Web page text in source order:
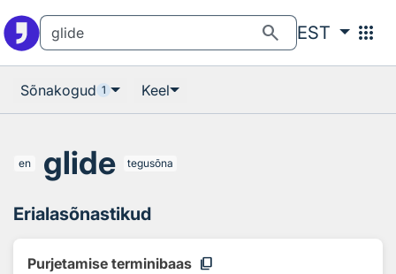
search EST apps
Sõnakogud 1 Keel
en glide tegusõna
Erialasõnastikud
Purjetamise terminibaas content_copy